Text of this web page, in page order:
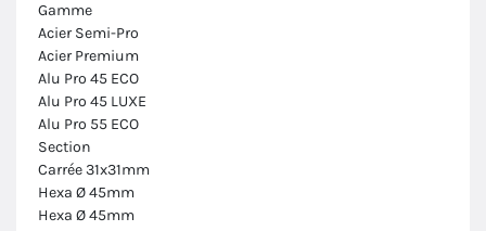
Gamme
Acier Semi-Pro
Acier Premium
Alu Pro 45 ECO
Alu Pro 45 LUXE
Alu Pro 55 ECO
Section
Carrée 31x31mm
Hexa Ø 45mm
Hexa Ø 45mm